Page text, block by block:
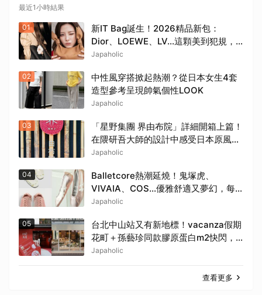
最近1小時結果
01
新IT Bag誕生！2026精品新包：
Dior、LOEWE、LV…這顆美到犯規，
日妞都搶買
Japaholic
02
中性風穿搭掀起熱潮？從日本女生4套
造型參考呈現帥氣個性LOOK
Japaholic
03
「星野集團 界由布院」詳細開箱上篇！
在隈研吾大師的設計中感受日本原風景
之美
Japaholic
04
Balletcore熱潮延燒！鬼塚虎、
VIVAIA、COS…優雅舒適又夢幻，每
雙都想包色
Japaholic
05
台北中山站又有新地標！vacanza假期
花町＋孫藝珍同款膠原蛋白m2快閃，8
月週末必逛這2大爆款景點
Japaholic
查看更多